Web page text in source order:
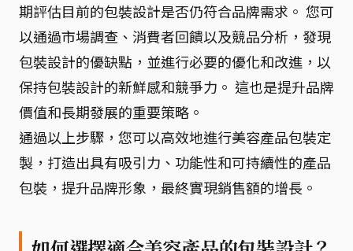
期評估目前的包裝設計是否仍符合品牌需求。 您可
以通過市場調查、消費者回饋以及競品分析，發現
包裝設計的優缺點，並進行必要的優化和改進，以
保持包裝設計的新鮮感和競爭力。 這也是提升品牌
價值和長期發展的重要策略。
通過以上步驟，您可以高效地進行美容產品包裝定
製，打造出具有吸引力、功能性和可持續性的產品
包裝，提升品牌形象，最終實現銷售額的增長。